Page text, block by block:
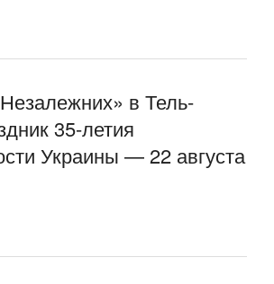
в Тель-
35-летия
Украины — 22 августа